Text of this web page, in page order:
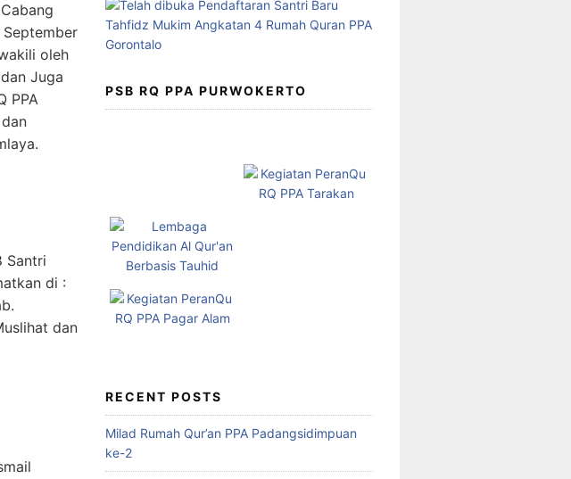
September
oleh
Juga
PPA
Santri
di :
dan
PSB RQ PPA PURWOKERTO
RECENT POSTS
Milad Rumah Qur’an PPA Padangsidimpuan
ke-2